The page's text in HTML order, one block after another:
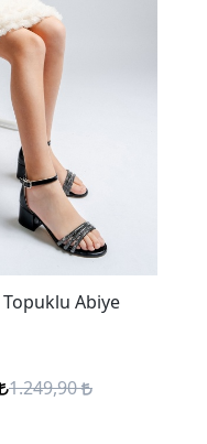
Topuklu Abiye
1.249,90